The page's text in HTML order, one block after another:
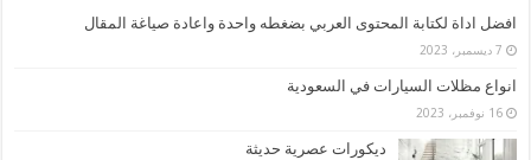
افضل اداة لكتابة المحتوى العربي بضغطه واحدة واعادة صياغة المقال
7 ديسمبر، 2023
انواع مظلات السيارات في السعودية
16 نوفمبر، 2023
ديكورات عصرية حديثة